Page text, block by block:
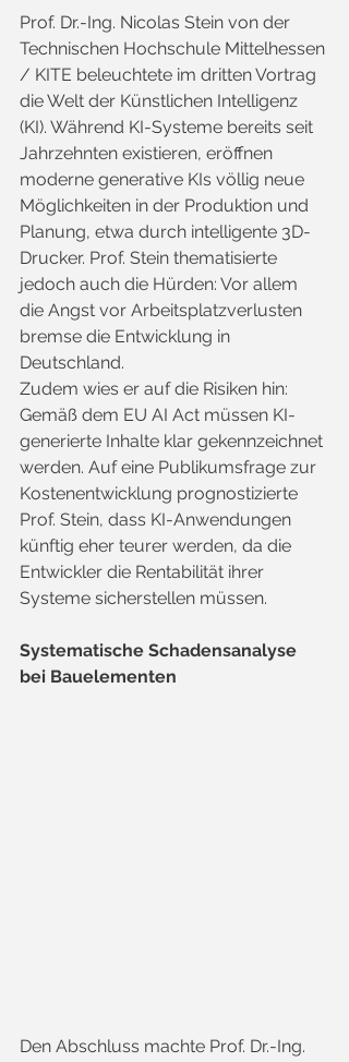
Prof. Dr.-Ing. Nicolas Stein von der
Technischen Hochschule Mittelhessen
/ KITE beleuchtete im dritten Vortrag
die Welt der Künstlichen Intelligenz
(KI). Während KI-Systeme bereits seit
Jahrzehnten existieren, eröffnen
moderne generative KIs völlig neue
Möglichkeiten in der Produktion und
Planung, etwa durch intelligente 3D-
Drucker. Prof. Stein thematisierte
jedoch auch die Hürden: Vor allem
die Angst vor Arbeitsplatzverlusten
bremse die Entwicklung in
Deutschland.
Zudem wies er auf die Risiken hin:
Gemäß dem EU AI Act müssen KI-
generierte Inhalte klar gekennzeichnet
werden. Auf eine Publikumsfrage zur
Kostenentwicklung prognostizierte
Prof. Stein, dass KI-Anwendungen
künftig eher teurer werden, da die
Entwickler die Rentabilität ihrer
Systeme sicherstellen müssen.
Systematische Schadensanalyse
bei Bauelementen
Den Abschluss machte Prof. Dr.-Ing.